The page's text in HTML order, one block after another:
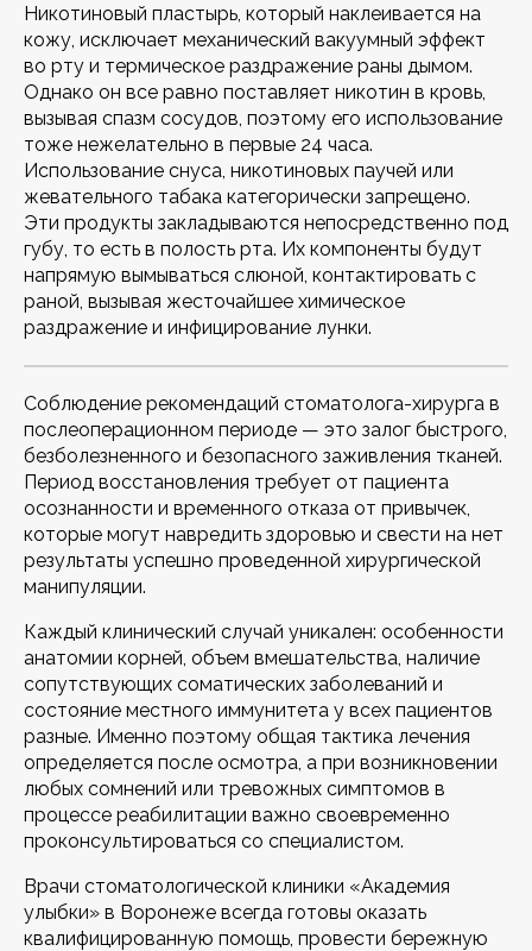
Никотиновый пластырь, который наклеивается на
кожу, исключает механический вакуумный эффект
во рту и термическое раздражение раны дымом.
Однако он все равно поставляет никотин в кровь,
вызывая спазм сосудов, поэтому его использование
тоже нежелательно в первые 24 часа.
Использование снуса, никотиновых паучей или
жевательного табака категорически запрещено.
Эти продукты закладываются непосредственно под
губу, то есть в полость рта. Их компоненты будут
напрямую вымываться слюной, контактировать с
раной, вызывая жесточайшее химическое
раздражение и инфицирование лунки.
Соблюдение рекомендаций стоматолога-хирурга в
послеоперационном периоде — это залог быстрого,
безболезненного и безопасного заживления тканей.
Период восстановления требует от пациента
осознанности и временного отказа от привычек,
которые могут навредить здоровью и свести на нет
результаты успешно проведенной хирургической
манипуляции.
Каждый клинический случай уникален: особенности
анатомии корней, объем вмешательства, наличие
сопутствующих соматических заболеваний и
состояние местного иммунитета у всех пациентов
разные. Именно поэтому общая тактика лечения
определяется после осмотра, а при возникновении
любых сомнений или тревожных симптомов в
процессе реабилитации важно своевременно
проконсультироваться со специалистом.
Врачи стоматологической клиники «Академия
улыбки» в Воронеже всегда готовы оказать
квалифицированную помощь, провести бережную